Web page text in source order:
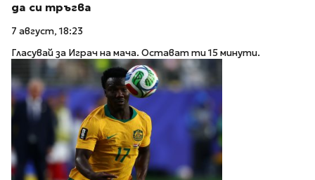
да си тръгва
7 август, 18:23
Гласувай за Играч на мача. Остават ти 15 минути.